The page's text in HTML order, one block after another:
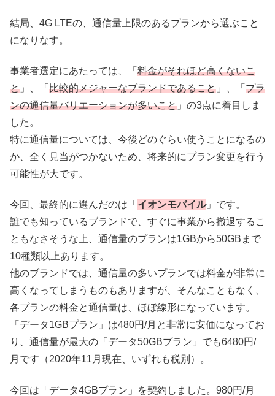
結局、4G LTEの、通信量上限のあるプランから選ぶこと
になりなす。
事業者選定にあたっては、「 料金がそれほど高くないこ
と 」、「 比較的メジャーなブランドであること 」、「 プラ
ンの通信量バリエーションが多いこと 」の3点に着目しま
した。
特に通信量については、今後どのぐらい使うことになるの
か、全く見当がつかないため、将来的にプラン変更を行う
可能性が大です。
今回、最終的に選んだのは「 イオンモバイル」です。
誰でも知っているブランドで、すぐに事業から撤退するこ
ともなさそうな上、通信量のプランは1GBから50GBまで
10種類以上あります。
他のブランドでは、通信量の多いプランでは料金が非常に
高くなってしまうものもありますが、そんなこともなく、
各プランの料金と通信量は、ほぼ線形になっています。
「データ1GBプラン」は480円/月と非常に安価になってお
り、通信量が最大の「データ50GBプラン」でも6480円/
月です（2020年11月現在、いずれも税別）。
今回は「データ4GBプラン」を契約しました。980円/月